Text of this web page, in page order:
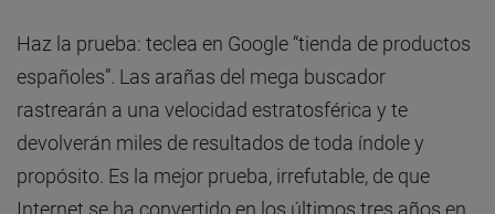
Haz la prueba: teclea en Google “tienda de productos
españoles”. Las arañas del mega buscador
rastrearán a una velocidad estratosférica y te
devolverán miles de resultados de toda índole y
propósito. Es la mejor prueba, irrefutable, de que
Internet se ha convertido en los últimos tres años en